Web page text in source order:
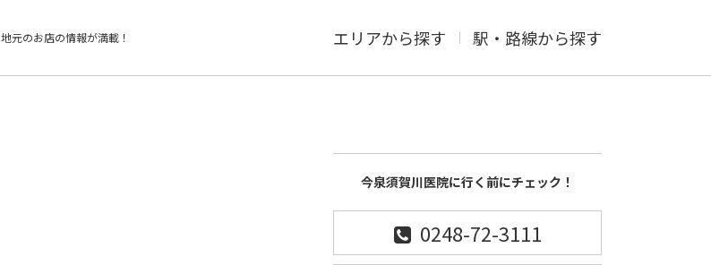
地元のお店の情報が満載！ エリアから探す 駅・路線から探す
今泉須賀川医院に行く前にチェック！
0248-72-3111